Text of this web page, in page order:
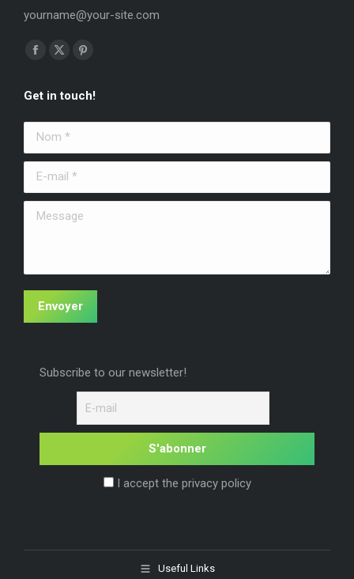
yourname@your-site.com
Trouvez nous sur :
La
Facebook
s'ouvre
dans
une
nouvelle
fenêtre
La
X
s'ouvre
dans
une
nouvelle
fenêtre
La
Pinterest
s'ouvre
une
fenêtre
Get in touch!
Nom *
E-mail *
Message
Envoyer
Subscribe to our newsletter!
I accept the privacy policy
Useful Links